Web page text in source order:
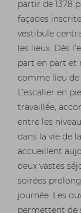
partir de 1378
façades
vestibule
les lieux. Dès
part en part et
comme lieu de
L’escalier en
travaillée,
entre les
dans la vie de
accueillent
deux vastes
soirées
journée. Les
permettent de